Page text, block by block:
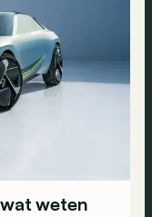
weten